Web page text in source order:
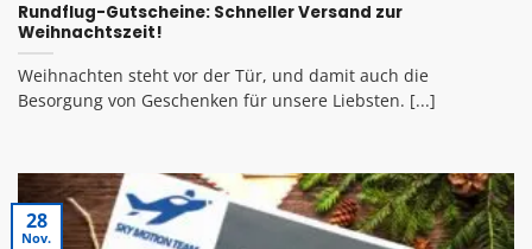
Rundflug-Gutscheine: Schneller Versand zur
Weihnachtszeit!
Weihnachten steht vor der Tür, und damit auch die
Besorgung von Geschenken für unsere Liebsten. [...]
28
Nov.